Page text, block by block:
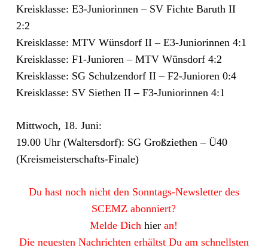
Kreisklasse: E3-Juniorinnen – SV Fichte Baruth II
2:2
Kreisklasse: MTV Wünsdorf II – E3-Juniorinnen 4:1
Kreisklasse: F1-Junioren – MTV Wünsdorf 4:2
Kreisklasse: SG Schulzendorf II – F2-Junioren 0:4
Kreisklasse: SV Siethen II – F3-Juniorinnen 4:1
Mittwoch, 18. Juni:
19.00 Uhr (Waltersdorf): SG Großziethen – Ü40
(Kreismeisterschafts-Finale)
Du hast noch nicht den Sonntags-Newsletter des
SCEMZ abonniert?
Melde Dichhier an!
Die neuesten Nachrichten erhältst Du am schnellsten